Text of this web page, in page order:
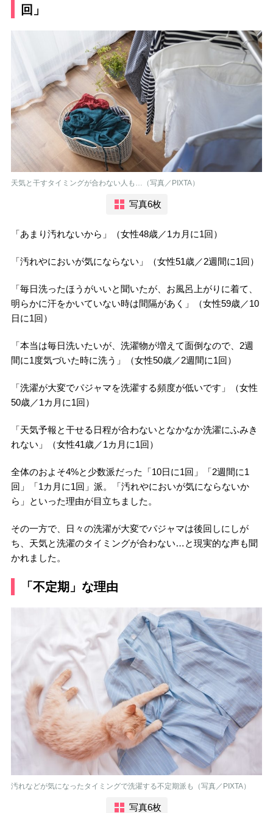
回」
天気と干すタイミングが合わない人も…（写真／PIXTA）
写真6枚
「あまり汚れないから」（女性48歳／1カ月に1回）
「汚れやにおいが気にならない」（女性51歳／2週間に1回）
「毎日洗ったほうがいいと聞いたが、お風呂上がりに着て、
明らかに汗をかいていない時は間隔があく」（女性59歳／10
日に1回）
「本当は毎日洗いたいが、洗濯物が増えて面倒なので、2週
間に1度気づいた時に洗う」（女性50歳／2週間に1回）
「洗濯が大変でパジャマを洗濯する頻度が低いです」（女性
50歳／1カ月に1回）
「天気予報と干せる日程が合わないとなかなか洗濯にふみき
れない」（女性41歳／1カ月に1回）
全体のおよそ4%と少数派だった「10日に1回」「2週間に1
回」「1カ月に1回」派。「汚れやにおいが気にならないか
ら」といった理由が目立ちました。
その一方で、日々の洗濯が大変でパジャマは後回しにしが
ち、天気と洗濯のタイミングが合わない…と現実的な声も聞
かれました。
「不定期」な理由
汚れなどが気になったタイミングで洗濯する不定期派も（写真／PIXTA）
写真6枚